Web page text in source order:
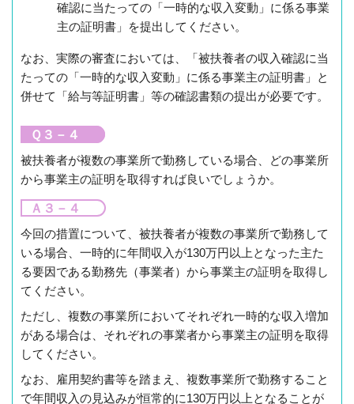
確認に当たっての「一時的な収入変動」に係る事業
主の証明書」を提出してください。
なお、実際の審査においては、「被扶養者の収入確認に当
たっての「一時的な収入変動」に係る事業主の証明書」と
併せて「給与等証明書」等の確認書類の提出が必要です。
Ｑ３－４
被扶養者が複数の事業所で勤務している場合、どの事業所
から事業主の証明を取得すれば良いでしょうか。
Ａ３－４
今回の措置について、被扶養者が複数の事業所で勤務して
いる場合、一時的に年間収入が130万円以上となった主た
る要因である勤務先（事業者）から事業主の証明を取得し
てください。
ただし、複数の事業所においてそれぞれ一時的な収入増加
がある場合は、それぞれの事業者から事業主の証明を取得
してください。
なお、雇用契約書等を踏まえ、複数事業所で勤務すること
で年間収入の見込みが恒常的に130万円以上となることが